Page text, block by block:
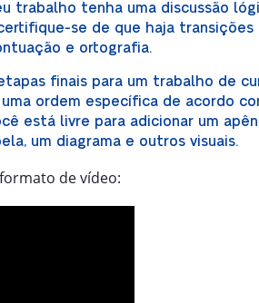
trabalho tenha uma discussão
se de que haja
e ortografia.
finais para um trabalho de
ordem específica de acordo
está livre para adicionar um
um diagrama e outros visuais.
de vídeo: